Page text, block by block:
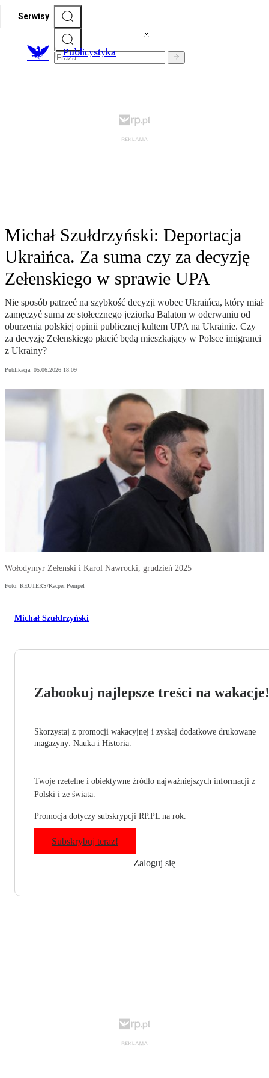
Serwisy
Publicystyka
Michał Szułdrzyński: Deportacja
Ukraińca. Za suma czy za decyzję
Zełenskiego w sprawie UPA
Nie sposób patrzeć na szybkość decyzji wobec Ukraińca, który miał
zamęczyć suma ze stołecznego jeziorka Balaton w oderwaniu od
oburzenia polskiej opinii publicznej kultem UPA na Ukrainie. Czy
za decyzję Zełenskiego płacić będą mieszkający w Polsce imigranci
z Ukrainy?
Publikacja: 05.06.2026 18:09
Wołodymyr Zełenski i Karol Nawrocki, grudzień 2025
Foto: REUTERS/Kacper Pempel
Michał Szułdrzyński
Zabookuj najlepsze treści na wakacje!
Skorzystaj z promocji wakacyjnej i zyskaj dodatkowe drukowane
magazyny: Nauka i Historia.
Twoje rzetelne i obiektywne źródło najważniejszych informacji z
Polski i ze świata.
Promocja dotyczy subskrypcji RP.PL na rok.
Subskrybuj teraz!
Zaloguj się